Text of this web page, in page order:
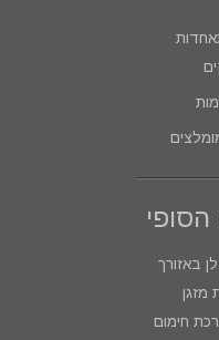
באזורך
מזגן
חימום